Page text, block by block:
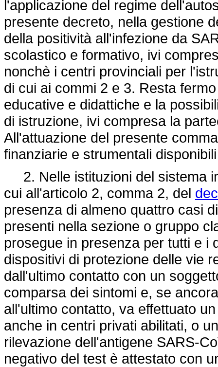
l'applicazione del regime
presente decreto, nella gestione
della positività all'infezione da
scolastico e formativo, ivi
nonchè i centri provinciali per
di cui ai commi 2 e 3. Resta
educative e didattiche e la
di istruzione, ivi compresa la
All'attuazione del presente
finanziarie e strumentali
2. Nelle istituzioni del sistema
cui all'articolo 2, comma 2, del
presenza di almeno quattro casi
presenti nella sezione o gruppo
prosegue in presenza per tutti e i
dispositivi di protezione delle vie
dall'ultimo contatto con un
comparsa dei sintomi e, se
all'ultimo contatto, va effettuato
anche in centri privati abilitati, o
rilevazione dell'antigene SARS-
negativo del test è attestato con